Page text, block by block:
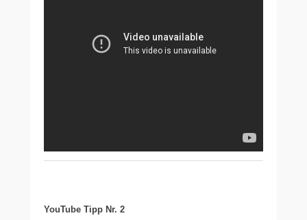
YouTube Tipp Nr. 2